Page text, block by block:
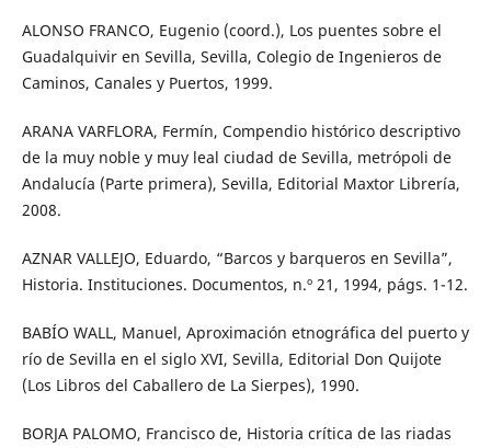
ALONSO FRANCO, Eugenio (coord.), Los puentes sobre el
Guadalquivir en Sevilla, Sevilla, Colegio de Ingenieros de
Caminos, Canales y Puertos, 1999.
ARANA VARFLORA, Fermín, Compendio histórico descriptivo
de la muy noble y muy leal ciudad de Sevilla, metrópoli de
Andalucía (Parte primera), Sevilla, Editorial Maxtor Librería,
2008.
AZNAR VALLEJO, Eduardo, “Barcos y barqueros en Sevilla”,
Historia. Instituciones. Documentos, n.º 21, 1994, págs. 1-12.
BABÍO WALL, Manuel, Aproximación etnográfica del puerto y
río de Sevilla en el siglo XVI, Sevilla, Editorial Don Quijote
(Los Libros del Caballero de La Sierpes), 1990.
BORJA PALOMO, Francisco de, Historia crítica de las riadas